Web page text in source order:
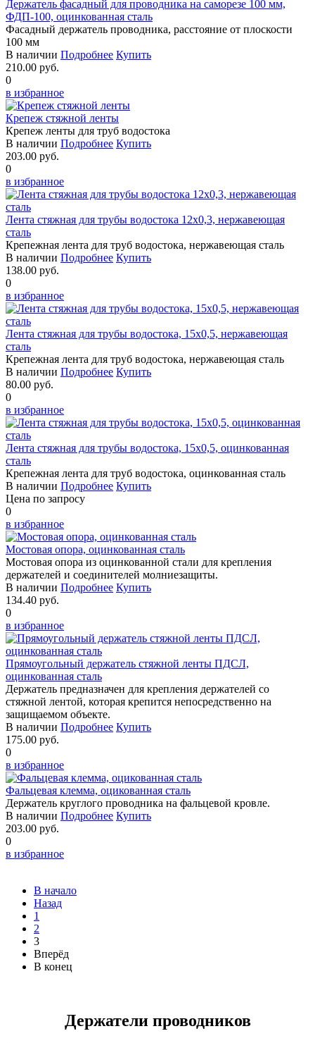
Держатель фасадный для проводника на саморезе 100 мм,
ФДП-100, оцинкованная сталь
Фасадный держатель проводника, расстояние от плоскости
100 мм
В наличии Подробнее Купить
210.00 руб.
0
в избранное
Крепеж стяжной ленты
Крепеж ленты для труб водостока
В наличии Подробнее Купить
203.00 руб.
0
в избранное
Лента стяжная для трубы водостока 12х0,3, нержавеющая
сталь
Крепежная лента для труб водостока, нержавеющая сталь
В наличии Подробнее Купить
138.00 руб.
0
в избранное
Лента стяжная для трубы водостока, 15х0,5, нержавеющая
сталь
Крепежная лента для труб водостока, нержавеющая сталь
В наличии Подробнее Купить
80.00 руб.
0
в избранное
Лента стяжная для трубы водостока, 15х0,5, оцинкованная
сталь
Крепежная лента для труб водостока, оцинкованная сталь
В наличии Подробнее Купить
Цена по запросу
0
в избранное
Мостовая опора, оцинкованная сталь
Мостовая опора из оцинкованной стали для крепления
держателей и соединителей молниезащиты.
В наличии Подробнее Купить
134.40 руб.
0
в избранное
Прямоугольный держатель стяжной ленты ПДСЛ,
оцинкованная сталь
Держатель предназначен для крепления держателей со
стяжной лентой, которая крепится непосредственно на
защищаемом объекте.
В наличии Подробнее Купить
175.00 руб.
0
в избранное
Фальцевая клемма, оцикованная сталь
Держатель круглого проводника на фальцевой кровле.
В наличии Подробнее Купить
203.00 руб.
0
в избранное
В начало
Назад
1
2
3
Вперёд
В конец
Держатели проводников